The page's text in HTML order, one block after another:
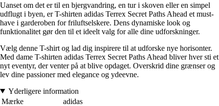
Uanset om det er til en bjergvandring, en tur i skoven eller en simpel
udflugt i byen, er T-shirten adidas Terrex Secret Paths Ahead et must-
have i garderoben for friluftselskere. Dens dynamiske look og
funktionalitet gør den til et ideelt valg for alle dine udforskninger.
Vælg denne T-shirt og lad dig inspirere til at udforske nye horisonter.
Med dame T-shirten adidas Terrex Secret Paths Ahead bliver hver sti et
nyt eventyr, der venter på at blive opdaget. Overskrid dine grænser og
lev dine passioner med elegance og ydeevne.
Yderligere information
Mærke
adidas